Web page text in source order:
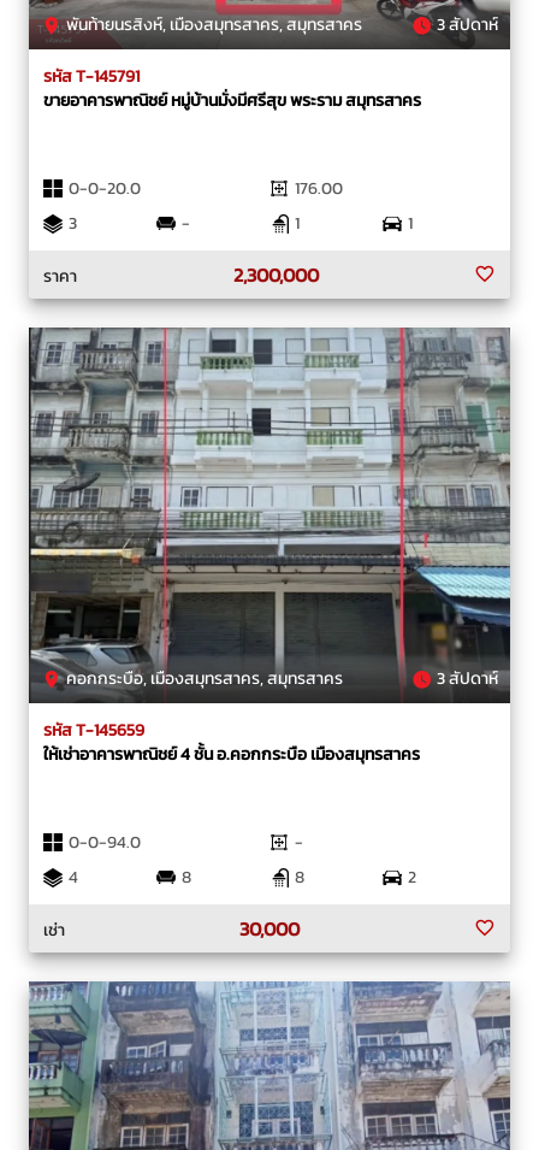
พันท้ายนรสิงห์, เมืองสมุทรสาคร, สมุทรสาคร 3 สัปดาห์
รหัส T-145791
ขายอาคารพาณิชย์ หมู่บ้านมั่งมีศรีสุข พระราม สมุทรสาคร
0-0-20.0
176.00
3
- 1
1
ราคา
2,300,000
คอกกระบือ, เมืองสมุทรสาคร, สมุทรสาคร 3 สัปดาห์
รหัส T-145659
ให้เช่าอาคารพาณิชย์ 4 ชั้น อ.คอกกระบือ เมืองสมุทรสาคร
0-0-94.0
-
4
8 8
2
เช่า
30,000